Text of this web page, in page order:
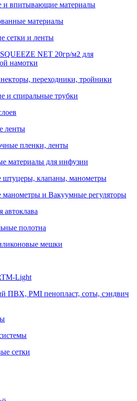
и впитывающие материалы
материалы
сетки и ленты
NET 20гр/м2 для
намотки
переходники, тройники
и спиральные трубки
ленты
пленки, ленты
материалы для инфузии
штуцеры, клапаны, манометры
и Вакуумные регуляторы
полотна
мешки
Light
ПВХ, PMI пенопласт, соты, сэндвич
сетки